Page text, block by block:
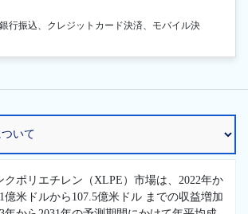
銀行振込、クレジットカード決済、モバイル決
クポリエチレン（XLPE）市場は、2022年か
億米ドルから107.5億米ドル までの収益増加